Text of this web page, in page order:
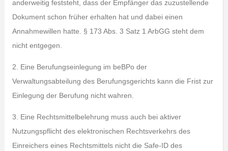
anderweitig feststeht, dass der Empfänger das zuzustellende
Dokument schon früher erhalten hat und dabei einen
Annahmewillen hatte. § 173 Abs. 3 Satz 1 ArbGG steht dem
nicht entgegen.
2. Eine Berufungseinlegung im beBPo der
Verwaltungsabteilung des Berufungsgerichts kann die Frist zur
Einlegung der Berufung nicht wahren.
3. Eine Rechtsmittelbelehrung muss auch bei aktiver
Nutzungspflicht des elektronischen Rechtsverkehrs des
Einreichers eines Rechtsmittels nicht die Safe-ID des